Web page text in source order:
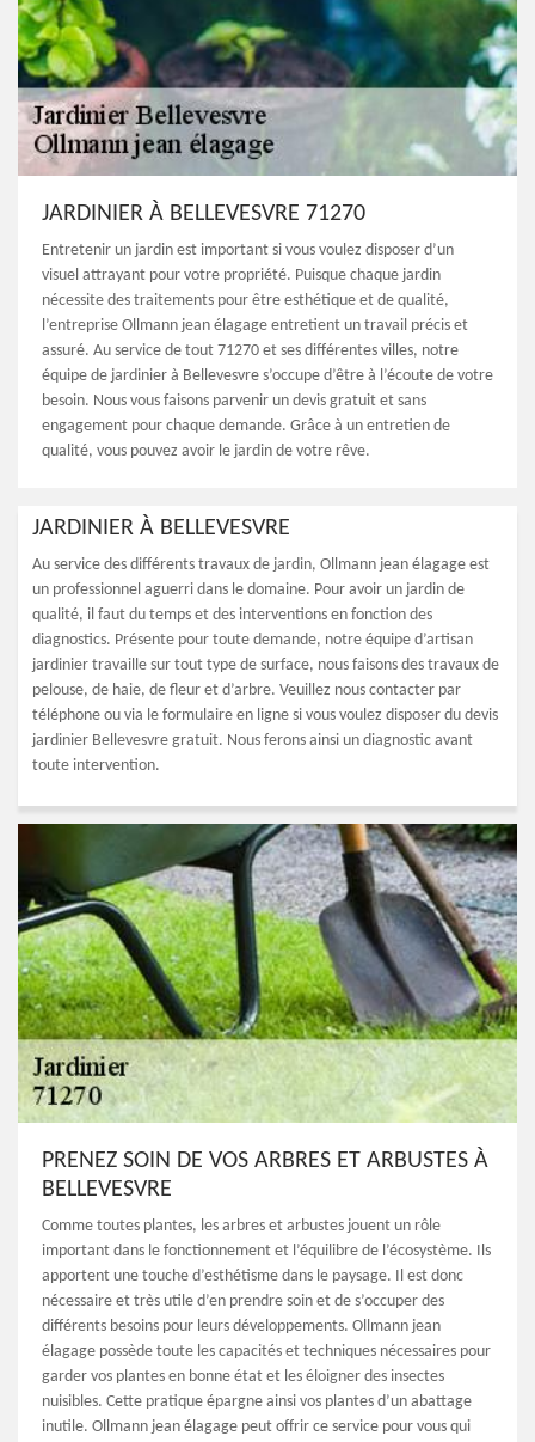
JARDINIER À BELLEVESVRE 71270
Entretenir un jardin est important si vous voulez disposer d’un
visuel attrayant pour votre propriété. Puisque chaque jardin
nécessite des traitements pour être esthétique et de qualité,
l’entreprise Ollmann jean élagage entretient un travail précis et
assuré. Au service de tout 71270 et ses différentes villes, notre
équipe de jardinier à Bellevesvre s’occupe d’être à l’écoute de votre
besoin. Nous vous faisons parvenir un devis gratuit et sans
engagement pour chaque demande. Grâce à un entretien de
qualité, vous pouvez avoir le jardin de votre rêve.
JARDINIER À BELLEVESVRE
Au service des différents travaux de jardin, Ollmann jean élagage est
un professionnel aguerri dans le domaine. Pour avoir un jardin de
qualité, il faut du temps et des interventions en fonction des
diagnostics. Présente pour toute demande, notre équipe d’artisan
jardinier travaille sur tout type de surface, nous faisons des travaux de
pelouse, de haie, de fleur et d’arbre. Veuillez nous contacter par
téléphone ou via le formulaire en ligne si vous voulez disposer du devis
jardinier Bellevesvre gratuit. Nous ferons ainsi un diagnostic avant
toute intervention.
PRENEZ SOIN DE VOS ARBRES ET ARBUSTES À
BELLEVESVRE
Comme toutes plantes, les arbres et arbustes jouent un rôle
important dans le fonctionnement et l’équilibre de l’écosystème. Ils
apportent une touche d’esthétisme dans le paysage. Il est donc
nécessaire et très utile d’en prendre soin et de s’occuper des
différents besoins pour leurs développements. Ollmann jean
élagage possède toute les capacités et techniques nécessaires pour
garder vos plantes en bonne état et les éloigner des insectes
nuisibles. Cette pratique épargne ainsi vos plantes d’un abattage
inutile. Ollmann jean élagage peut offrir ce service pour vous qui